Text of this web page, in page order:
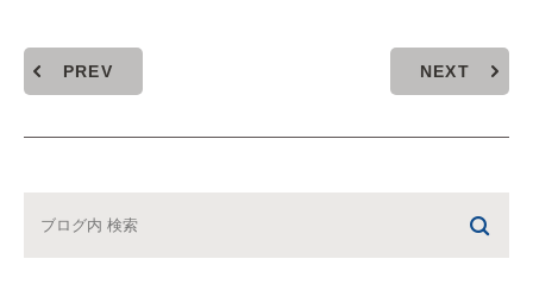
PREV NEXT